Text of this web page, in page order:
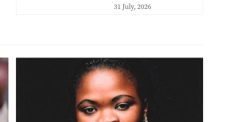
31 July, 2026